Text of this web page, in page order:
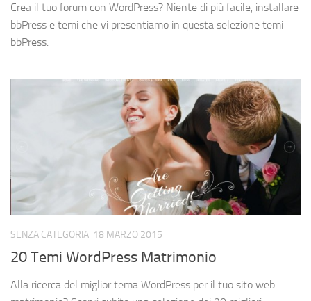
Crea il tuo forum con WordPress? Niente di più facile, installare
bbPress e temi che vi presentiamo in questa selezione temi
bbPress.
SENZA CATEGORIA 18 MARZO 2015
20 Temi WordPress Matrimonio
Alla ricerca del miglior tema WordPress per il tuo sito web